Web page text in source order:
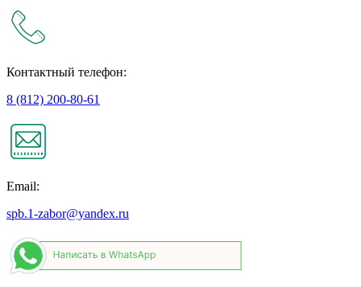
Контактный телефон:
8 (812) 200-80-61
Email:
spb.1-zabor@yandex.ru